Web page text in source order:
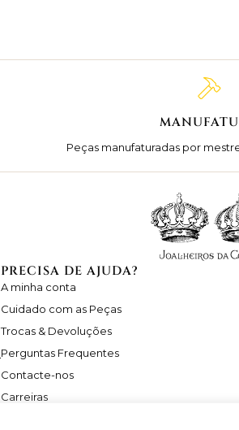
Peças manufaturadas por
PRECISA DE AJUDA?
A minha conta
Cuidado com as Peças
Trocas & Devoluções
Perguntas Frequentes
Contacte-nos
Carreiras